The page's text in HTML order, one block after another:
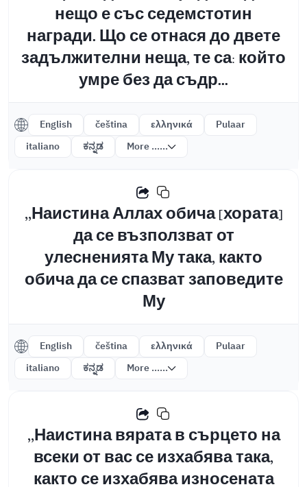
нещо е със седемстотин
награди. Що се отнася до двете
задължителни неща, те са: който
умре без да съдр...
English čeština ελληνικά
Pulaar
italiano
ಕನ್ನಡ More ......
,,Наистина Аллах обича [хората]
да се възползват от
улесненията Му така, както
обича да се спазват заповедите
Му
English čeština ελληνικά
Pulaar
italiano
ಕನ್ನಡ More ......
,,Наистина вярата в сърцето на
всеки от вас се изхабява така,
както се изхабява износената